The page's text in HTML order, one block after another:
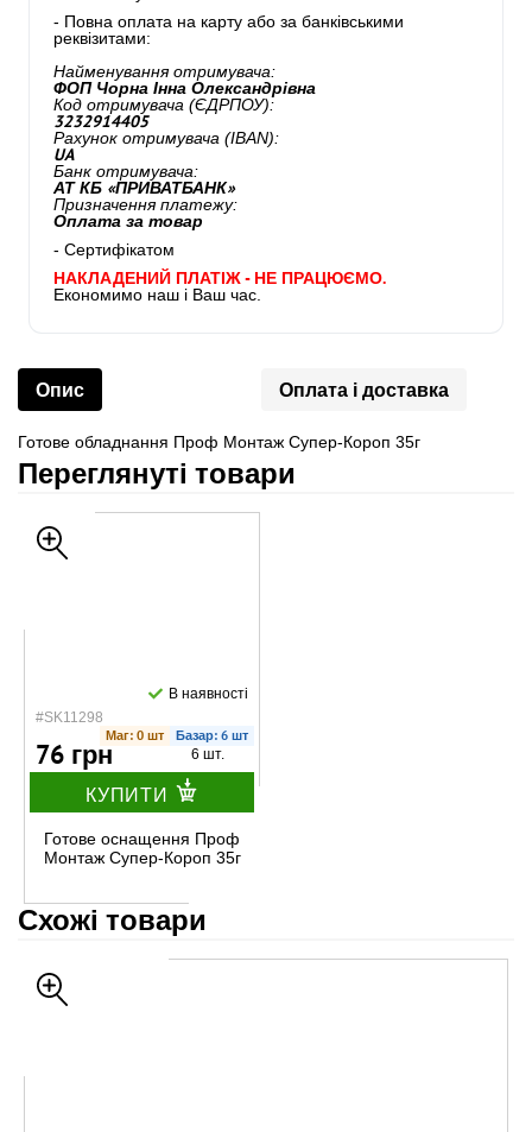
- Повна оплата на карту або за банківськими
реквізитами:
Найменування отримувача:
ФОП Чорна Інна Олександрівна
Код отримувача (ЄДРПОУ):
3232914405
Рахунок отримувача (IBAN):
UA
Банк отримувача:
АТ КБ «ПРИВАТБАНК»
Призначення платежу:
Оплата за товар
- Сертифікатом
НАКЛАДЕНИЙ ПЛАТІЖ - НЕ ПРАЦЮЄМО.
Економимо наш і Ваш час.
Опис Оплата і доставка
Готове обладнання Проф Монтаж Супер-Короп 35г
Переглянуті товари
#SK11298
В наявності
Маг: 0 шт Базар: 6 шт
76 грн 6 шт.
КУПИТИ
Готове оснащення Проф
Монтаж Супер-Короп 35г
Схожі товари